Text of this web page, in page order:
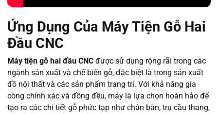
Ứng Dụng Của Máy Tiện Gỗ Hai
Đầu CNC
Máy tiện gỗ hai đầu CNC được sử dụng rộng rãi trong các
ngành sản xuất và chế biến gỗ, đặc biệt là trong sản xuất
đồ nội thất và các sản phẩm trang trí. Với khả năng gia
công chính xác và đồng đều, máy là lựa chọn hoàn hảo để
tạo ra các chi tiết gỗ phức tạp như chân bàn, trụ cầu thang,